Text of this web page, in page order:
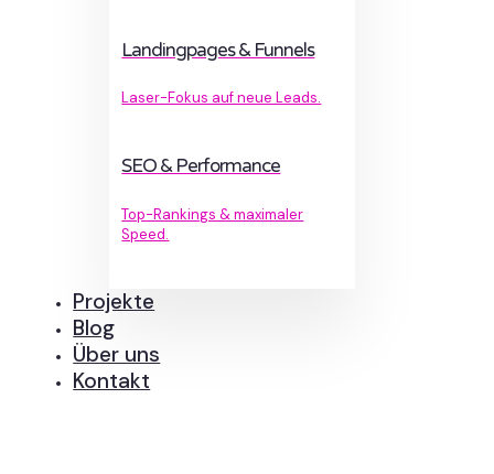
Landingpages & Funnels
Laser-Fokus auf neue Leads.
SEO & Performance
Top-Rankings & maximaler
Speed.
Projekte
Blog
Über uns
Kontakt